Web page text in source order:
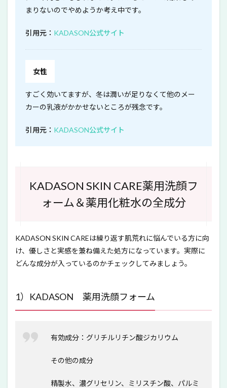
まりないのでやめようか考え中です。
引用元： KADASON公式サイト
女性
すごく効いてますが、冬は潤いが足りなくて他のメー
カーの乳液がかかせないところが残念です。
引用元： KADASON公式サイト
KADASON SKIN CARE薬用洗顔フ
ォーム＆薬用化粧水の全成分
KADASON SKIN CAREは繰り返す肌荒れに悩んでいる方に向
け、優しさと実感を兼ね備えた処方になっています。実際に
どんな成分が入っているのかチェックしてみましょう。
1）KADASON 薬用洗顔フォーム
有効成分： グリチルリチン酸ジカリウム
その他の成分
精製水、濃グリセリン、ミリスチン酸、パルミ